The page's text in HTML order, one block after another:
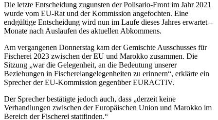
Die letzte Entscheidung zugunsten der Polisario-Front im Jahr 2021
wurde vom EU-Rat und der Kommission angefochten. Eine
endgültige Entscheidung wird nun im Laufe dieses Jahres erwartet –
Monate nach Auslaufen des aktuellen Abkommens.
Am vergangenen Donnerstag kam der Gemischte Ausschusses für
Fischerei 2023 zwischen der EU und Marokko zusammen. Die
Sitzung „war die Gelegenheit, an die Bedeutung unserer
Beziehungen in Fischereiangelegenheiten zu erinnern“, erklärte ein
Sprecher der EU-Kommission gegenüber EURACTIV.
Der Sprecher bestätigte jedoch auch, dass „derzeit keine
Verhandlungen zwischen der Europäischen Union und Marokko im
Bereich der Fischerei stattfinden.“